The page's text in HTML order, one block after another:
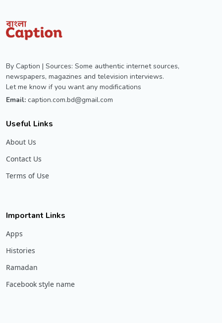
By Caption | Sources: Some authentic internet sources,
newspapers, magazines and television interviews.
Let me know if you want any modifications
Email: caption.com.bd@gmail.com
Useful Links
About Us
Contact Us
Terms of Use
Important Links
Apps
Histories
Ramadan
Facebook style name